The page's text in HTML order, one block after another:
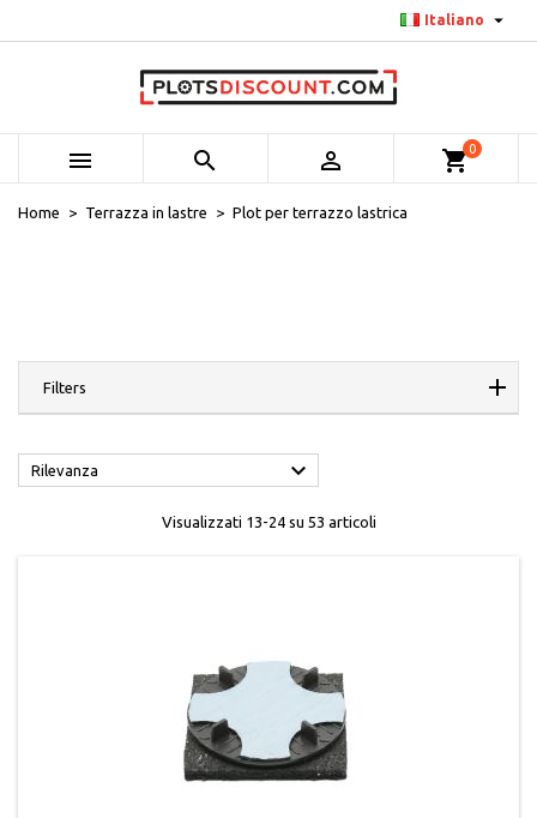
Italiano 
   shopping_cart0
Home Terrazza in lastre Plot per terrazzo lastrica
Filters
Rilevanza 
Visualizzati 13-24 su 53 articoli